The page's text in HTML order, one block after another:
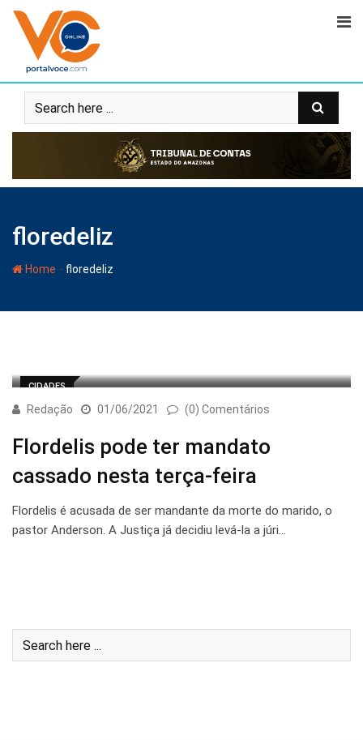
floredeliz
Home - floredeliz
CIDADES
Redação 01/06/2021 (0) Comentários
Flordelis pode ter mandato
cassado nesta terça-feira
Flordelis é acusada de ser mandante da morte do marido, o
pastor Anderson. A Justiça já decidiu levá-la a júri…